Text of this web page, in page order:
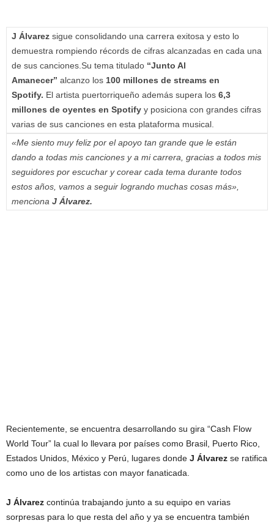
J Álvarez sigue consolidando una carrera exitosa y esto lo
demuestra rompiendo récords de cifras alcanzadas en cada una
de sus canciones.Su tema titulado “Junto Al
Amanecer” alcanzo los 100 millones de streams en
Spotify. El artista puertorriqueño además supera los 6,3
millones de oyentes en Spotify y posiciona con grandes cifras
varias de sus canciones en esta plataforma musical.
«Me siento muy feliz por el apoyo tan grande que le están
dando a todas mis canciones y a mi carrera, gracias a todos mis
seguidores por escuchar y corear cada tema durante todos
estos años, vamos a seguir logrando muchas cosas más»,
menciona J Álvarez.
Recientemente, se encuentra desarrollando su gira “Cash Flow
World Tour” la cual lo llevara por países como Brasil, Puerto Rico,
Estados Unidos, México y Perú, lugares donde J Álvarez se ratifica
como uno de los artistas con mayor fanaticada.
J Álvarez continúa trabajando junto a su equipo en varias
sorpresas para lo que resta del año y ya se encuentra también